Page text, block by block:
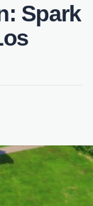
Spark